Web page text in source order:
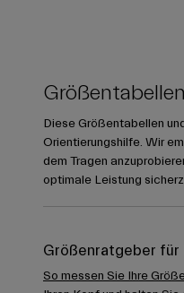
Größentabellen
Diese Größentabellen
Orientierungshilfe. Wir
dem Tragen
optimale Leistung
Größenratgeber für
So messen Sie Ihre